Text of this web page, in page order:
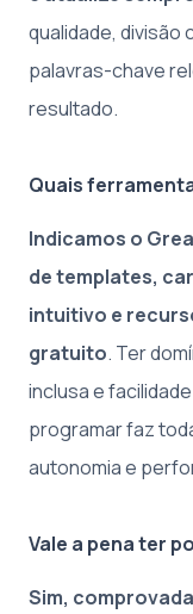
qualidade, divisão
palavras-chave
resultado.
Quais
Indicamos o
de templates,
intuitivo e
gratuito. Ter
inclusa e
programar faz
autonomia e
Vale a pena ter
Sim,